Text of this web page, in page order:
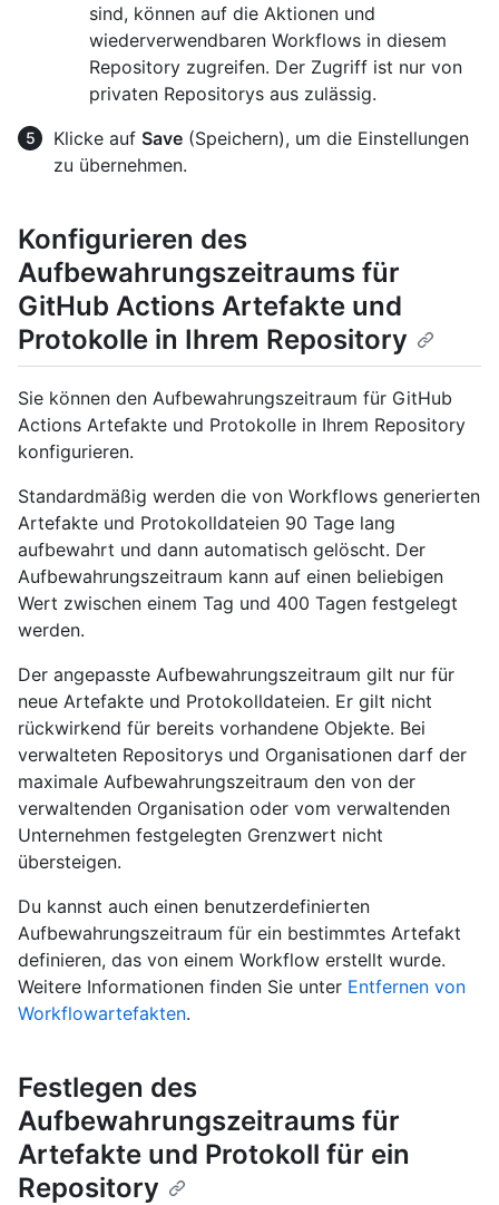
sind, können auf die Aktionen und
wiederverwendbaren Workflows in diesem
Repository zugreifen. Der Zugriff ist nur von
privaten Repositorys aus zulässig.
Klicke auf Save (Speichern), um die Einstellungen
zu übernehmen.
Konfigurieren des
Aufbewahrungszeitraums für
GitHub Actions Artefakte und
Protokolle in Ihrem Repository
Sie können den Aufbewahrungszeitraum für GitHub
Actions Artefakte und Protokolle in Ihrem Repository
konfigurieren.
Standardmäßig werden die von Workflows generierten
Artefakte und Protokolldateien 90 Tage lang
aufbewahrt und dann automatisch gelöscht. Der
Aufbewahrungszeitraum kann auf einen beliebigen
Wert zwischen einem Tag und 400 Tagen festgelegt
werden.
Der angepasste Aufbewahrungszeitraum gilt nur für
neue Artefakte und Protokolldateien. Er gilt nicht
rückwirkend für bereits vorhandene Objekte. Bei
verwalteten Repositorys und Organisationen darf der
maximale Aufbewahrungszeitraum den von der
verwaltenden Organisation oder vom verwaltenden
Unternehmen festgelegten Grenzwert nicht
übersteigen.
Du kannst auch einen benutzerdefinierten
Aufbewahrungszeitraum für ein bestimmtes Artefakt
definieren, das von einem Workflow erstellt wurde.
Weitere Informationen finden Sie unter Entfernen von
Workflowartefakten.
Festlegen des
Aufbewahrungszeitraums für
Artefakte und Protokoll für ein
Repository